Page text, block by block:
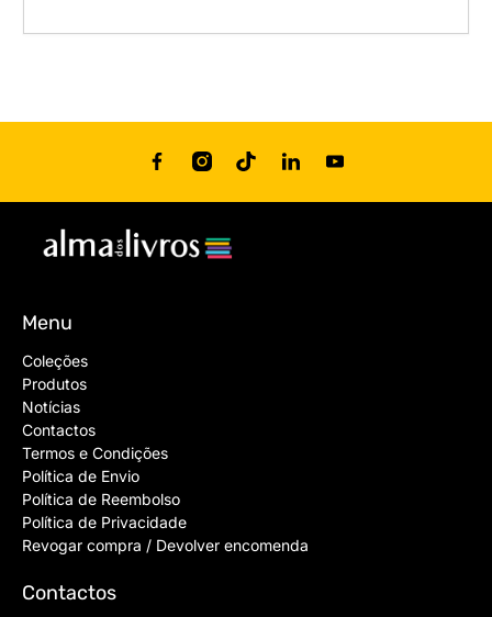
Menu
Coleções
Produtos
Notícias
Contactos
Termos e Condições
Política de Envio
Política de Reembolso
Política de Privacidade
Revogar compra / Devolver encomenda
Contactos